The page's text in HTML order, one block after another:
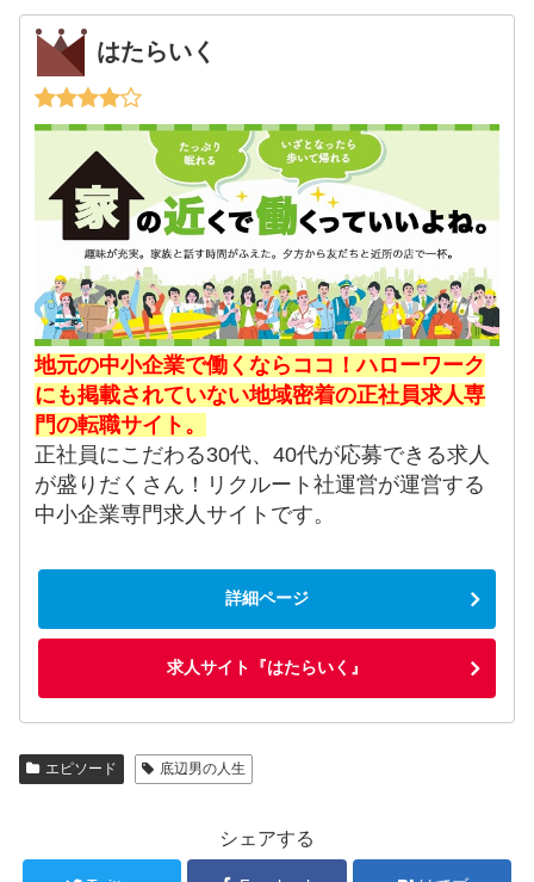
はたらいく
地元の中小企業で働くならココ！ハローワーク
にも掲載されていない地域密着の正社員求人専
門の転職サイト。
正社員にこだわる30代、40代が応募できる求人
が盛りだくさん！リクルート社運営が運営する
中小企業専門求人サイトです。
詳細ページ
求人サイト『はたらいく』
エピソード 底辺男の人生
シェアする